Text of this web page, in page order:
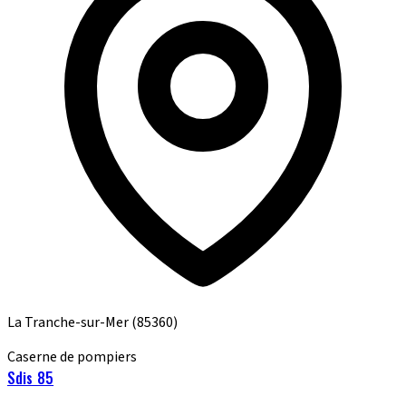
La Tranche-sur-Mer(85360)
Caserne de pompiers
Sdis 85